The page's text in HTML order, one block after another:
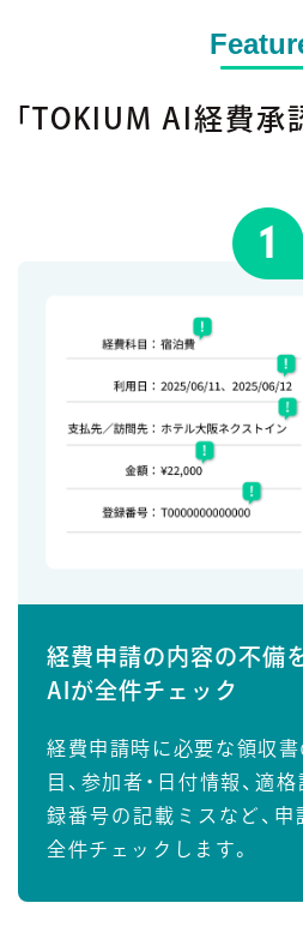
「TOKIUM AI経費承
経費申請の内容の不備
AIが全件チェック
経費申請時に必要な領収
目、参加者・日付情報、適
録番号の記載ミスなど、
全件チェックします。